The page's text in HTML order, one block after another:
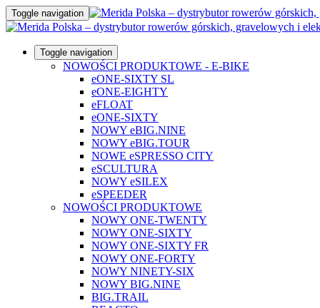
Toggle navigation
Toggle navigation
NOWOŚCI PRODUKTOWE - E-BIKE
eONE-SIXTY SL
eONE-EIGHTY
eFLOAT
eONE-SIXTY
NOWY eBIG.NINE
NOWY eBIG.TOUR
NOWE eSPRESSO CITY
eSCULTURA
NOWY eSILEX
eSPEEDER
NOWOŚCI PRODUKTOWE
NOWY ONE-TWENTY
NOWY ONE-SIXTY
NOWY ONE-SIXTY FR
NOWY ONE-FORTY
NOWY NINETY-SIX
NOWY BIG.NINE
BIG.TRAIL